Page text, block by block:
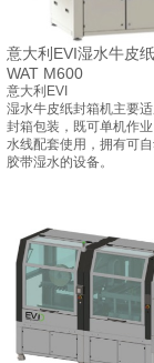
意大利EVI湿水牛皮
WAT M600
意大利EVI
湿水牛皮纸封箱机主要
封箱包装，既可单机作
水线配套使用，拥有可
胶带湿水的设备。